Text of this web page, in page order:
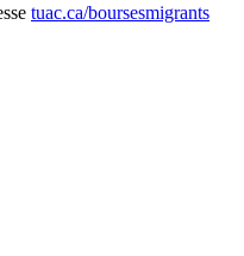
tuac.ca/boursesmigrants